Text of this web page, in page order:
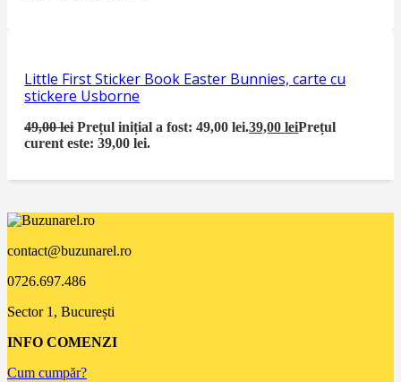
Little First Sticker Book Easter Bunnies, carte cu
stickere Usborne
49,00lei Prețul inițial a fost: 49,00 lei.39,00leiPrețul
curent este: 39,00 lei.
contact@buzunarel.ro
0726.697.486
Sector 1, București
INFO COMENZI
Cum cumpăr?